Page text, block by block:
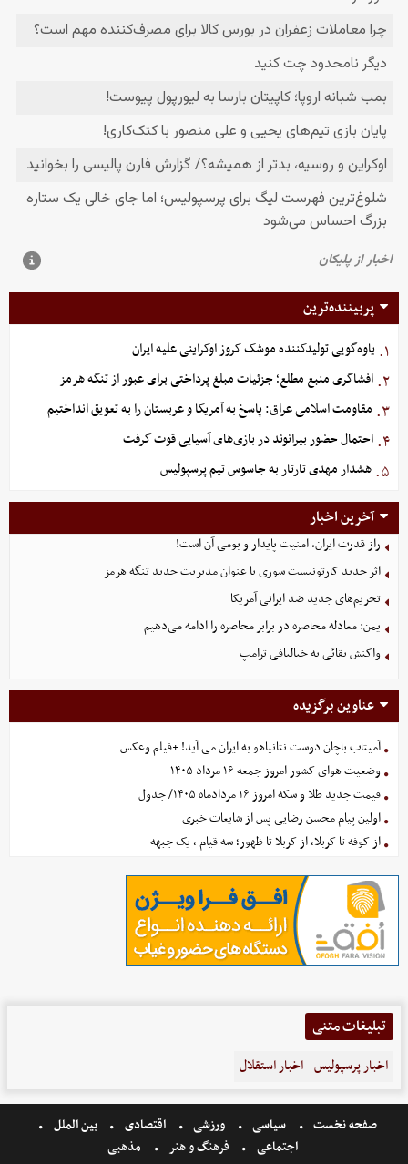
پربیننده‌ترین
۱. یاوه‌گویی تولیدکننده موشک کروز اوکراینی علیه ایران
۲. افشاگری منبع مطلع؛ جزئیات مبلغ پرداختی برای عبور از تنگه هرمز
۳. مقاومت اسلامی عراق: پاسخ به آمریکا و عربستان را به تعویق انداختیم
۴. احتمال حضور بیرانوند در بازی‌های آسیایی قوت گرفت
۵. هشدار مهدی تارتار به جاسوس تیم پرسپولیس
آخرین اخبار
راز قدرت ایران، امنیت پایدار و بومی آن است!
اثر جدید کارتونیست سوری با عنوان مدیریت جدید تنگه هرمز
تحریم‌های جدید ضد ایرانی آمریکا
یمن: معادله محاصره در برابر محاصره را ادامه می‌دهیم
واکنش بقائی به خیالبافی ترامپ
عناوین برگزیده
آمیتاب باچان دوست نتانیاهو به ایران می آید! +فیلم وعکس
وضعیت هوای کشور امروز جمعه ۱۶ مرداد ۱۴۰۵
قیمت جدید طلا و سکه امروز ۱۶ مردادماه ۱۴۰۵/ جدول
اولین پیام محسن رضایی پس از شایعات خبری
از کوفه تا کربلا، از کربلا تا ظهور؛ سه قیام ، یک جبهه
تبلیغات متنی
اخبار پرسپولیس اخبار استقلال
صفحه نخست سیاسی ورزشی اقتصادی
بین الملل
اجتماعی
فرهنگ و هنر مذهبی